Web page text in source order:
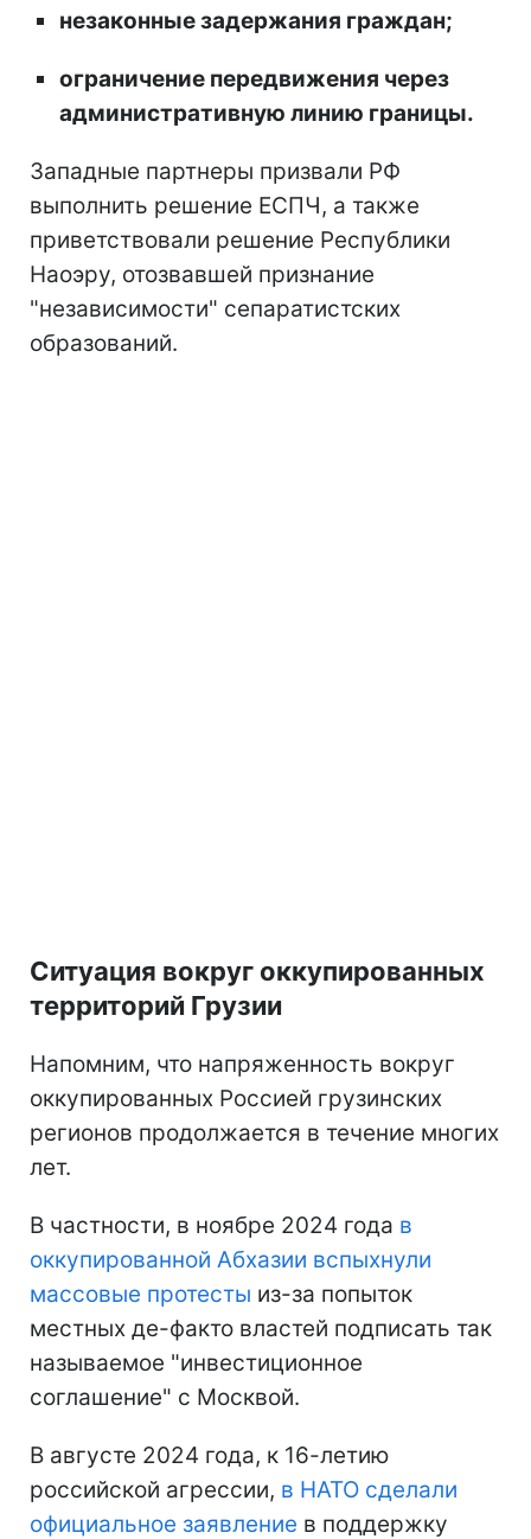
незаконные задержания граждан;
ограничение передвижения через
административную линию границы.
Западные партнеры призвали РФ
выполнить решение ЕСПЧ, а также
приветствовали решение Республики
Наоэру, отозвавшей признание
"независимости" сепаратистских
образований.
Ситуация вокруг оккупированных
территорий Грузии
Напомним, что напряженность вокруг
оккупированных Россией грузинских
регионов продолжается в течение многих
лет.
В частности, в ноябре 2024 года в
оккупированной Абхазии вспыхнули
массовые протесты из-за попыток
местных де-факто властей подписать так
называемое "инвестиционное
соглашение" с Москвой.
В августе 2024 года, к 16-летию
российской агрессии, в НАТО сделали
официальное заявление в поддержку